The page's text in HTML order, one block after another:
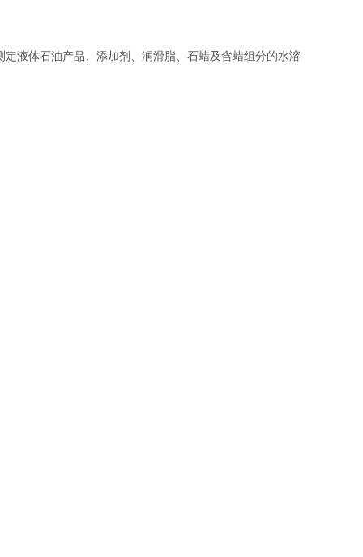
液体石油产品、添加剂、润滑脂、石蜡及含蜡组分的水溶